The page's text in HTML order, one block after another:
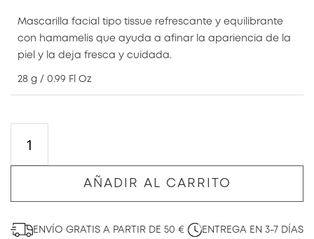
Mascarilla facial tipo tissue refrescante y equilibrante
con hamamelis que ayuda a afinar la apariencia de la
piel y la deja fresca y cuidada.
28 g / 0.99 Fl Oz
AÑADIR AL CARRITO
ENVÍO GRATIS A PARTIR DE 50 € ENTREGA EN 3-7 DÍAS